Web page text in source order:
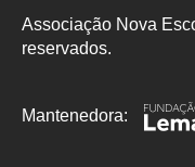
Associação Nova
reservados.
Mantenedora: